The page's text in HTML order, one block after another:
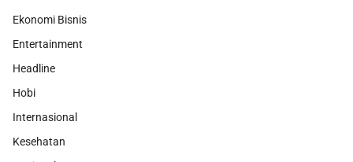
Ekonomi Bisnis
Entertainment
Headline
Hobi
Internasional
Kesehatan